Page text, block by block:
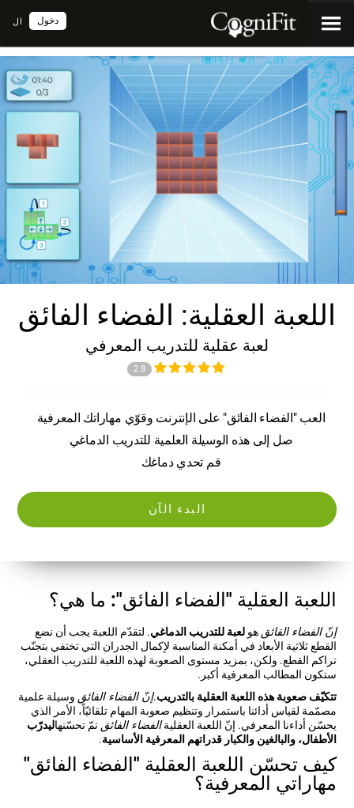
ال دخول
اللعبة العقلية: الفضاء الفائق
لعبة عقلية للتدريب المعرفي
2.8
العب "الفضاء الفائق" على الإنترنت وقوّي مهاراتك المعرفية
صل إلى هذه الوسيلة العلمية للتدريب الدماغي
قم تحدي دماغك
البدء الآن
اللعبة العقلية "الفضاء الفائق": ما هي؟
إنّ الفضاء القائقهولعبة للتدريب الدماغي. لتقدّم اللعبة يجب أن نضع
القطع ثلاثية الأبعاد في أمكنة المناسبة لإكمال الجدران التي تختفي بتجنّب
تراكم القطع. ولكن، بمزيد مستوى الصعوبة لهذه اللعبة للتدريب العقلي،
ستكون المطالب المعرفية أكبر.
تتكيّف صعوبة هذه اللعبة العقلية بالتدريب.إنّ الفضاء الفائق وسيلة علمية
مصمّمة لقياس أدائنا باستمرار وتنظيم صعوبة المهام تلقائيّاً، الأمر الذي
يحسّن أداءنا المعرفي. إنّ اللعبة العقليةالفضاء الفائقتمّ تحسّنهاليدرّب
الأطفال، والبالغين والكبار قدراتهم المعرفية الأساسية.
كيف تحسّن اللعبة العقلية "الفضاء الفائق"
مهاراتي المعرفية؟